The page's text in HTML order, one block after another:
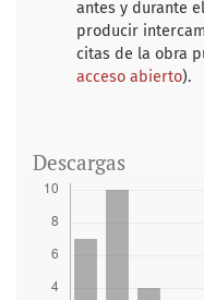
antes y durante
producir
citas de la obra
acceso abierto).
Descargas